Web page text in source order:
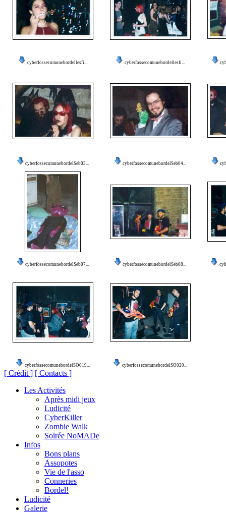
cyberfossecomunebordellesfi... cyberfossecomunebordellesfi...
cyberfossecomunebordelSeb03... cyberfossecomunebordelSeb04...
cyberfossecomunebordelSeb07... cyberfossecomunebordelSeb08...
cyberfossecomunebordelSO019... cyberfossecomunebordelSO020...
[ Crédit ] [ Contacts ]
Les Activités
Après midi jeux
Ludicité
CyberKiller
Zombie Walk
Soirée NoMADe
Infos
Bons plans
Assopotes
Vie de l'asso
Conneries
Bordel!
Ludicité
Galerie